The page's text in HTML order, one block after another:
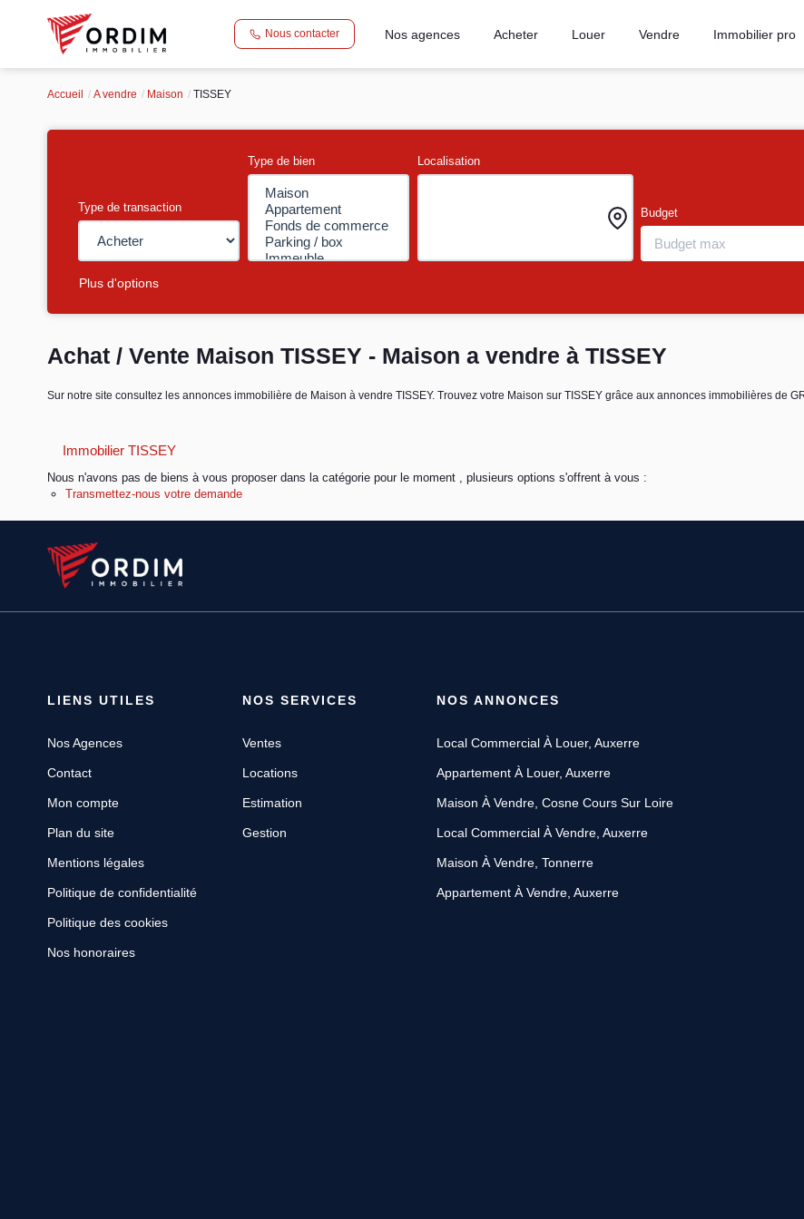
Nous contacter Nos agences Acheter Louer Vendre Immobilier pro
Accueil A vendre Maison TISSEY
Type de transaction
Type de bien Localisation
Budget
Plus d'options
Achat / Vente Maison TISSEY - Maison a vendre à TISSEY
Sur notre site consultez les annonces immobilière de Maison à vendre TISSEY. Trouvez votre Maison sur TISSEY grâce aux annonces immobilières de
Immobilier TISSEY
Nous n'avons pas de biens à vous proposer dans la catégorie pour le moment , plusieurs options s'offrent à vous :
Transmettez-nous votre demande
LIENS UTILES
Nos Agences
Contact
Mon compte
Plan du site
Mentions légales
Politique de confidentialité
Politique des cookies
Nos honoraires
NOS SERVICES
Ventes
Locations
Estimation
Gestion
NOS ANNONCES
Local Commercial À Louer, Auxerre
Appartement À Louer, Auxerre
Maison À Vendre, Cosne Cours Sur Loire
Local Commercial À Vendre, Auxerre
Maison À Vendre, Tonnerre
Appartement À Vendre, Auxerre